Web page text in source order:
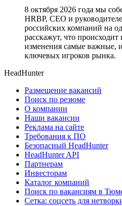
8 октября 2026 года мы
HRBP, СЕО и
российских компаний на
расскажут, что
изменения самые важные,
ключевых игроков рынка.
HeadHunter
Размещение вакансий
Поиск по резюме
О компании
Наши вакансии
Реклама на сайте
Требования к ПО
Безопасный HeadHunter
HeadHunter API
Партнерам
Инвесторам
Каталог компаний
Поиск по вакансиям в
Сетка: соцсеть для